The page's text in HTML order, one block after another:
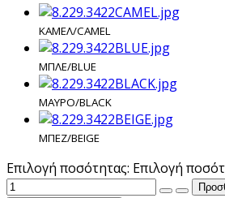
ΚΑΜΕΛ/CAMEL
ΜΠΛΕ/BLUE
ΜΑΥΡΟ/BLACK
ΜΠΕΖ/BEIGE
Επιλογή ποσότητας: Επιλογή